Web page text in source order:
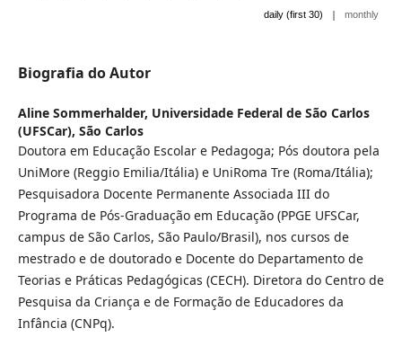
daily (first 30) | monthly
Biografia do Autor
Aline Sommerhalder, Universidade Federal de São Carlos
(UFSCar), São Carlos
Doutora em Educação Escolar e Pedagoga; Pós doutora pela
UniMore (Reggio Emilia/Itália) e UniRoma Tre (Roma/Itália);
Pesquisadora Docente Permanente Associada III do
Programa de Pós-Graduação em Educação (PPGE UFSCar,
campus de São Carlos, São Paulo/Brasil), nos cursos de
mestrado e de doutorado e Docente do Departamento de
Teorias e Práticas Pedagógicas (CECH). Diretora do Centro de
Pesquisa da Criança e de Formação de Educadores da
Infância (CNPq).